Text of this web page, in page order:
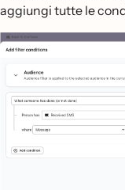
aggiungi tutte le